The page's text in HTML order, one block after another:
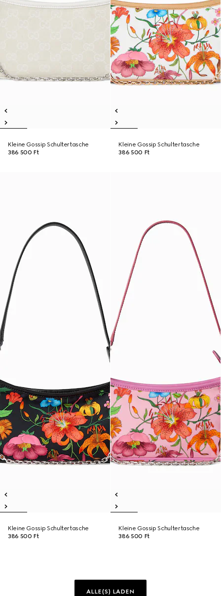
Kleine Gossip Schultertasche
386 500 Ft
Kleine Gossip Schultertasche
386 500 Ft
Kleine Gossip Schultertasche
386 500 Ft
Kleine Gossip Schultertasche
386 500 Ft
ALLE(S) LADEN